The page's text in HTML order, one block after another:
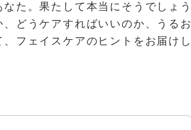
た。果たして本当にそうでしょう
どうケアすればいいのか、うるお
フェイスケアのヒントをお届けし